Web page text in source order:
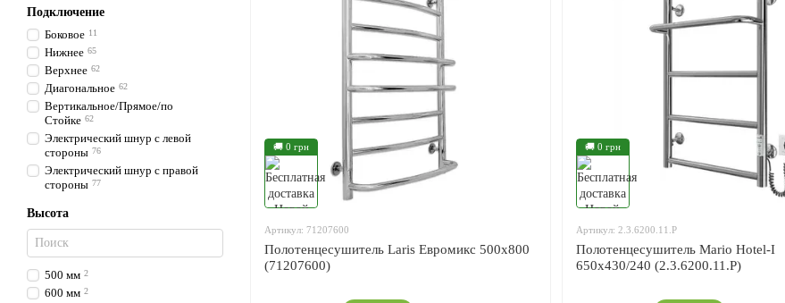
🚚 0 грн
Артикул: 71207600
Полотенцесушитель Laris Евромикс 500x800
(71207600)
🚚 0 грн
Артикул: 2.3.6200.11.P
Полотенцесушитель Mario Hotel-І
650x430/240 (2.3.6200.11.P)
Подключение
Боковое 11
Нижнее 65
Верхнее 62
Диагональное 62
Вертикальное/Прямое/по
Стойке 62
Электрический шнур с левой
стороны 76
Электрический шнур с правой
стороны 77
Высота
500 мм 2
600 мм 2